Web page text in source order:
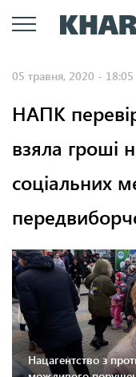
05 травня, 2020 - 18:05
НАПК
взяла гроші
соціальних
Нацагентство з